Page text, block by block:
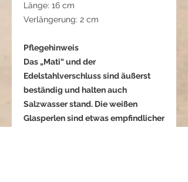
Länge: 16 cm
Verlängerung: 2 cm
Pflegehinweis
Das „Mati“ und der
Edelstahlverschluss sind äußerst
beständig und halten auch
Salzwasser stand. Die weißen
Glasperlen sind etwas empfindlicher